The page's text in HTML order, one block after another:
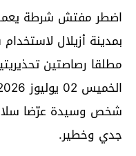
اضطر مفتش شرطة يعمل
بمدينة أزيلال
مطلقا رصاصتين
شخص وسيدة عرّضا
جدي وخطير.